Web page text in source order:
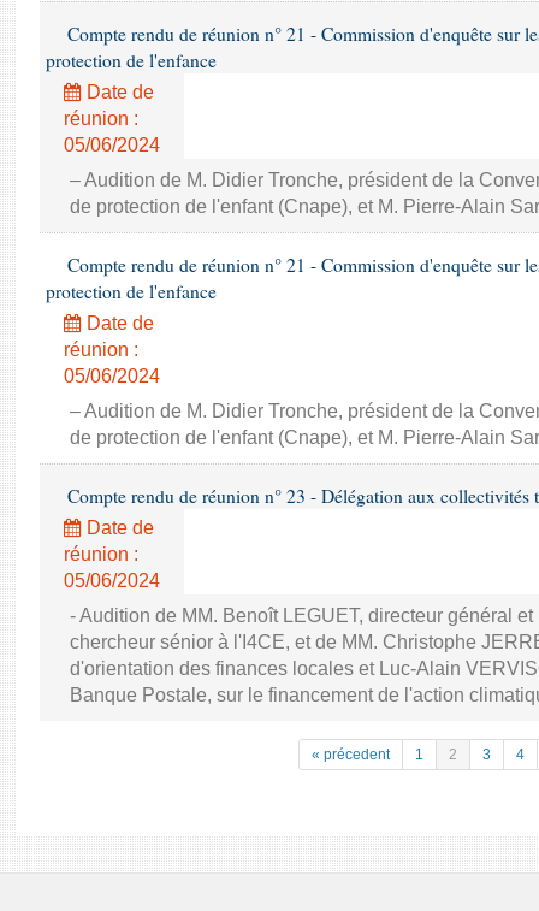
Compte rendu de réunion n° 21 - Commission d'enquête sur
protection de l'enfance
Date de
réunion :
05/06/2024
– Audition de M. Didier Tronche, président de la
de protection de l'enfant (Cnape), et M. Pierre-Alain
Compte rendu de réunion n° 21 - Commission d'enquête sur
protection de l'enfance
Date de
réunion :
05/06/2024
– Audition de M. Didier Tronche, président de la
de protection de l'enfant (Cnape), et M. Pierre-Alain
Compte rendu de réunion n° 23 - Délégation aux collectivités
Date de
réunion :
05/06/2024
- Audition de MM. Benoît LEGUET, directeur général
chercheur sénior à l'I4CE, et de MM. Christophe
d'orientation des finances locales et Luc-Alain
Banque Postale, sur le financement de l'action
« précedent 1 2 3 4